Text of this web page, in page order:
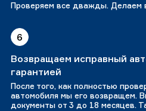
Проверяем все дважды. Делаем
6
Возвращаем исправный
гарантией
После того, как полностью
автомобиля мы его возвращем.
документы от 3 до 18 месяцев.